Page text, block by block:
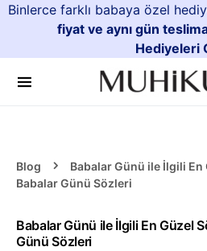
Binlerce farklı babaya özel
fiyat ve aynı gün
Hediyeleri
Blog
Babalar Günü ile İlgili En
Babalar Günü Sözleri
Babalar Günü ile İlgili En Güzel
Günü Sözleri